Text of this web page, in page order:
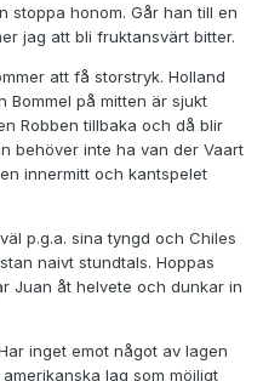
stoppa honom. Går han till en
jag att bli fruktansvärt bitter.
att få storstryk. Holland
Bommel på mitten är sjukt
Robben tillbaka och då blir
behöver inte ha van der Vaart
innermitt och kantspelet
p.g.a. sina tyngd och Chiles
naivt stundtals. Hoppas
Juan åt helvete och dunkar in
inget emot något av lagen
lag som möjligt